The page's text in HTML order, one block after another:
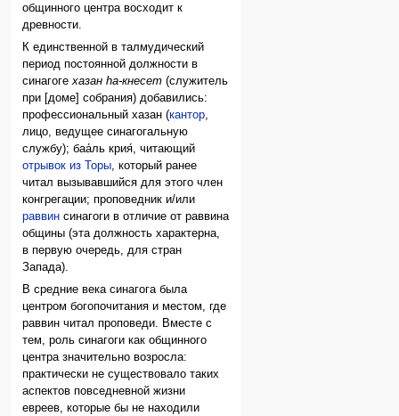
общинного центра восходит к
древности.
К единственной в талмудический
период постоянной должности в
синагогехазан hа-кнесет (служитель
при [доме] собрания) добавились:
профессиональный хазан (кантор,
лицо, ведущее синагогальную
службу); баа́ль крия́, читающий
отрывок из Торы, который ранее
читал вызывавшийся для этого член
конгрегации; проповедник и/или
раввин синагоги в отличие от раввина
общины (эта должность характерна,
в первую очередь, для стран
Запада).
В средние века синагога была
центром богопочитания и местом, где
раввин читал проповеди. Вместе с
тем, роль синагоги как общинного
центра значительно возросла:
практически не существовало таких
аспектов повседневной жизни
евреев, которые бы не находили